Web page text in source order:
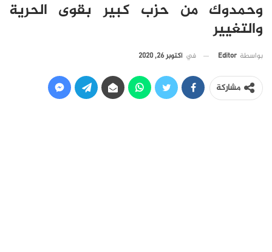
وحمدوك من حزب كبير بقوى الحرية
والتغيير
بواسطة Editor في أكتوبر 26, 2020
مشاركة